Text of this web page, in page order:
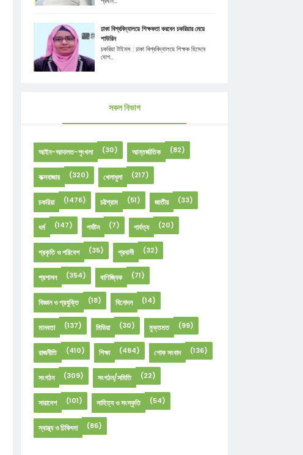
ঢাকা বিশ্ববিদ্যালয়ে শিক্ষকতা করবেন চকরিয়ার মেয়ে
শাউরিন
চকরিয়া টাইমস : ঢাকা বিশ্ববিদ্যালয়ে শিক্ষক হিসেবে
যোগ...
সকল বিভাগ
আইন-আদালত-শৃংখলা (30) আন্তর্জাতিক (82)
কক্সবাজার (320) খেলাধুলা (217)
চকরিয়া (1476) চট্টগ্রাম (51) জাতীয় (33)
ধর্ম (147) পর্যটন (7) পার্বত্য (20)
প্রকৃতি ও পরিবেশ (35) প্রবাসী (32)
প্রশাসন (354) বাণিজ্যিক (71)
বিজ্ঞান ও প্রযুক্তি (18) বিনোদন (14)
মানবতা (137) মিডিয়া (30) মুক্তমত (99)
রাজনীতি (410) শিক্ষা (484) শোক সংবাদ (136)
সংগঠন (309) সংগঠন/সমিতি (22)
সারাদেশ (101) সাহিত্য ও সংস্কৃতি (54)
স্বাস্থ্য ও চিকিৎসা (86)